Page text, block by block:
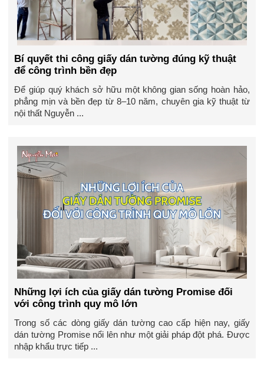
Bí quyết thi công giấy dán tường đúng kỹ thuật
để công trình bền đẹp
Để giúp quý khách sở hữu một không gian sống hoàn hảo,
phẳng mịn và bền đẹp từ 8–10 năm, chuyên gia kỹ thuật từ
nội thất Nguyễn ...
Những lợi ích của giấy dán tường Promise đối
với công trình quy mô lớn
Trong số các dòng giấy dán tường cao cấp hiện nay, giấy
dán tường Promise nổi lên như một giải pháp đột phá. Được
nhập khẩu trực tiếp ...